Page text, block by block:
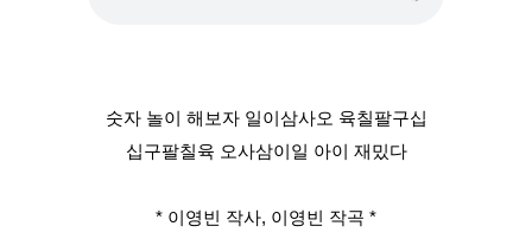
숫자 놀이 해보자 일이삼사오 육칠팔구십
십구팔칠육 오사삼이일 아이 재밌다
* 이영빈 작사, 이영빈 작곡 *